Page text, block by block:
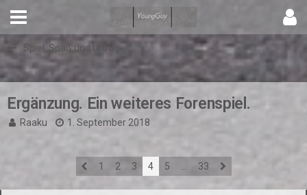
Spiel, Spaß und Unfug
Ergänzung. Ein weiteres Forenspiel.
Raaku 1. September 2018
1 2 3 4 5 33